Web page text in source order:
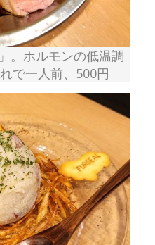
。ホルモンの低温調
で一人前、500円